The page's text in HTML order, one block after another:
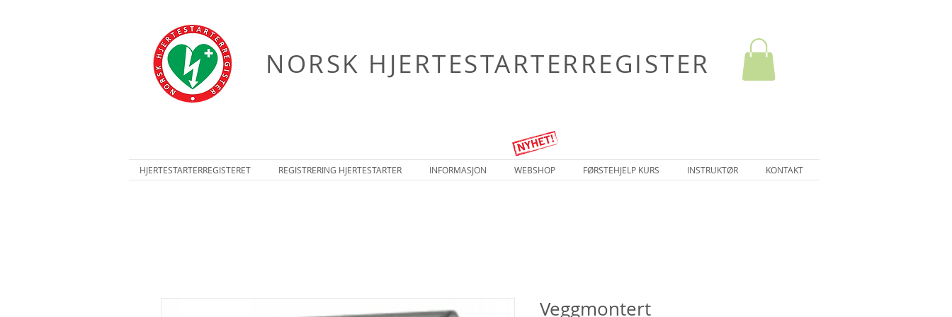
NORSK HJERTESTARTERREGISTER
HJERTESTARTERREGISTERET REGISTRERING HJERTESTARTER INFORMASJON WEBSHOP FØRSTEHJELP KURS INSTRUKTØR KONTAKT
Veggmontert